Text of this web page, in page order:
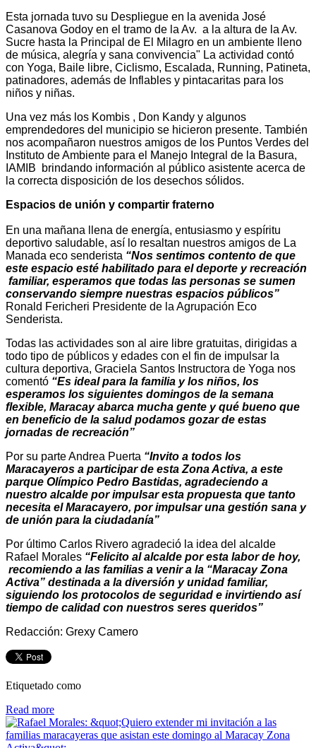
Esta jornada tuvo su Despliegue en la avenida José
Casanova Godoy en el tramo de la Av. a la altura de la Av.
Sucre hasta la Principal de El Milagro en un ambiente lleno
de música, alegría y sana convivencia" La actividad contó
con Yoga, Baile libre, Ciclismo, Escalada, Running, Patineta,
patinadores, además de Inflables y pintacaritas para los
niños y niñas.
Una vez más los Kombis , Don Kandy y algunos
emprendedores del municipio se hicieron presente. También
nos acompañaron nuestros amigos de los Puntos Verdes del
Instituto de Ambiente para el Manejo Integral de la Basura,
IAMIB brindando información al público asistente acerca de
la correcta disposición de los desechos sólidos.
Espacios de unión y compartir fraterno
En una mañana llena de energía, entusiasmo y espíritu
deportivo saludable, así lo resaltan nuestros amigos de La
Manada eco senderista “Nos sentimos contento de que
este espacio esté habilitado para el deporte y recreación
familiar, esperamos que todas las personas se sumen
conservando siempre nuestras espacios públicos”
Ronald Fericheri Presidente de la Agrupación Eco
Senderista.
Todas las actividades son al aire libre gratuitas, dirigidas a
todo tipo de públicos y edades con el fin de impulsar la
cultura deportiva, Graciela Santos Instructora de Yoga nos
comentó “Es ideal para la familia y los niños, los
esperamos los siguientes domingos de la semana
flexible, Maracay abarca mucha gente y qué bueno que
en beneficio de la salud podamos gozar de estas
jornadas de recreación”
Por su parte Andrea Puerta “Invito a todos los
Maracayeros a participar de esta Zona Activa, a este
parque Olímpico Pedro Bastidas, agradeciendo a
nuestro alcalde por impulsar esta propuesta que tanto
necesita el Maracayero, por impulsar una gestión sana y
de unión para la ciudadanía”
Por último Carlos Rivero agradeció la idea del alcalde
Rafael Morales “Felicito al alcalde por esta labor de hoy,
recomiendo a las familias a venir a la “Maracay Zona
Activa” destinada a la diversión y unidad familiar,
siguiendo los protocolos de seguridad e invirtiendo así
tiempo de calidad con nuestros seres queridos”
Redacción: Grexy Camero
Etiquetado como
Read more